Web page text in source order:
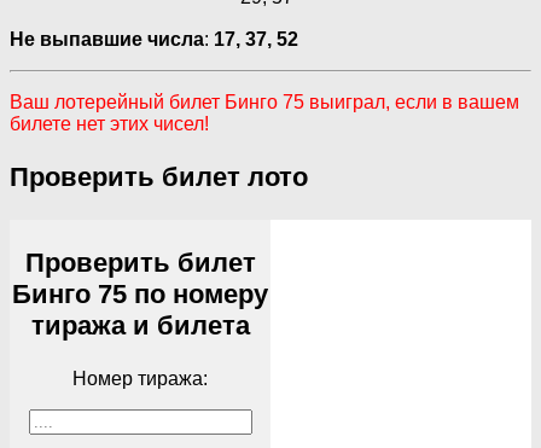
Не выпавшие числа: 17, 37, 52
Ваш лотерейный билет Бинго 75 выиграл, если в вашем
билете нет этих чисел!
Проверить билет лото
Проверить билет
Бинго 75 по номеру
тиража и билета
Номер тиража: